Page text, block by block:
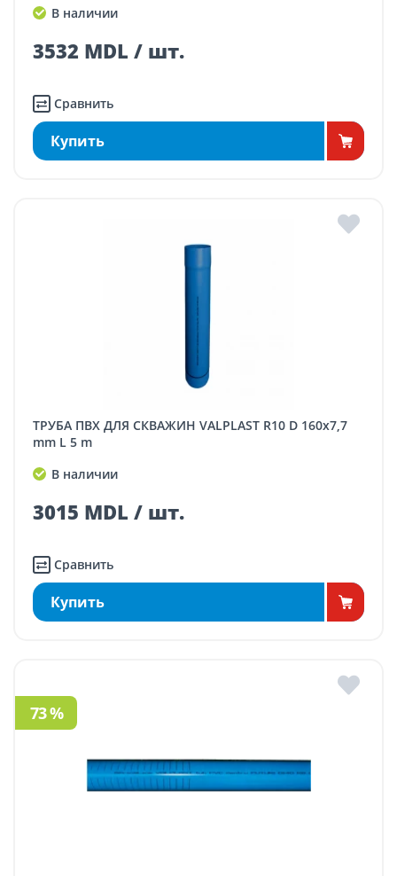
В наличии
3532 MDL / шт.
Сравнить
Купить
ТРУБА ПВХ ДЛЯ СКВАЖИН VALPLAST R10 D 160x7,7
mm L 5 m
В наличии
3015 MDL / шт.
Сравнить
Купить
73 %